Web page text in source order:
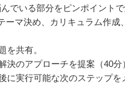
でいる部分をピンポイントで
マ決め、カリキュラム作成
を共有。
決のアプローチを提案（40分
に実行可能な次のステップを